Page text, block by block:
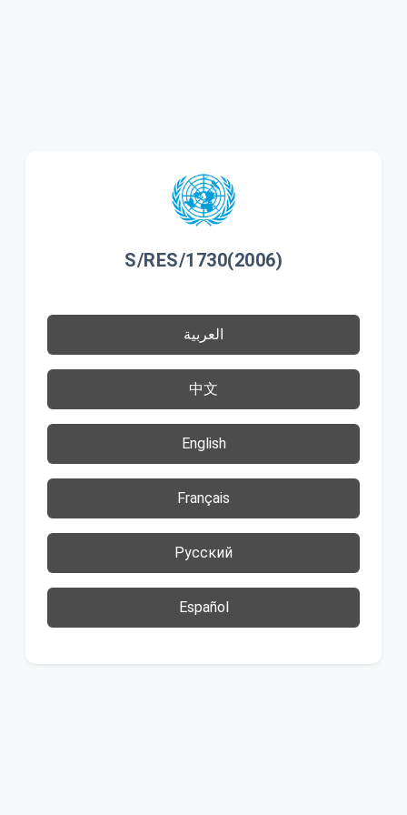
S/RES/1730(2006)
العربية
中文
English
Français
Русский
Español